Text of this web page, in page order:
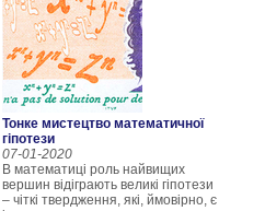
Тонке мистецтво математичної
гіпотези
07-01-2020
В математиці роль найвищих
вершин відіграють великі гіпотези
– чіткі твердження, які, ймовірно, є